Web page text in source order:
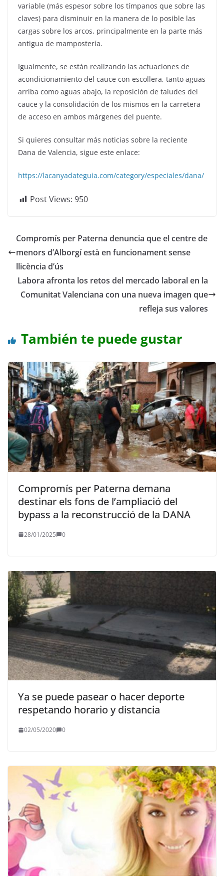
variable (más espesor sobre los tímpanos que sobre las
claves) para disminuir en la manera de lo posible las
cargas sobre los arcos, principalmente en la parte más
antigua de mampostería.
Igualmente, se están realizando las actuaciones de
acondicionamiento del cauce con escollera, tanto aguas
arriba como aguas abajo, la reposición de taludes del
cauce y la consolidación de los mismos en la carretera
de acceso en ambos márgenes del puente.
Si quieres consultar más noticias sobre la reciente
Dana de Valencia, sigue este enlace:
https://lacanyadateguia.com/category/especiales/dana/
Post Views: 950
Compromís per Paterna denuncia que el centre de
menors d’Alborgí està en funcionament sense
llicència d’ús
Labora afronta los retos del mercado laboral en la
Comunitat Valenciana con una nueva imagen que
refleja sus valores
También te puede gustar
Compromís per Paterna demana
destinar els fons de l’ampliació del
bypass a la reconstrucció de la DANA
28/01/2025 0
Ya se puede pasear o hacer deporte
respetando horario y distancia
02/05/2020 0